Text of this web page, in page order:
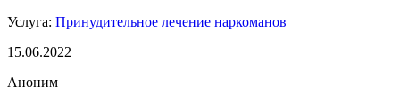
Услуга: Принудительное лечение наркоманов
15.06.2022
Аноним